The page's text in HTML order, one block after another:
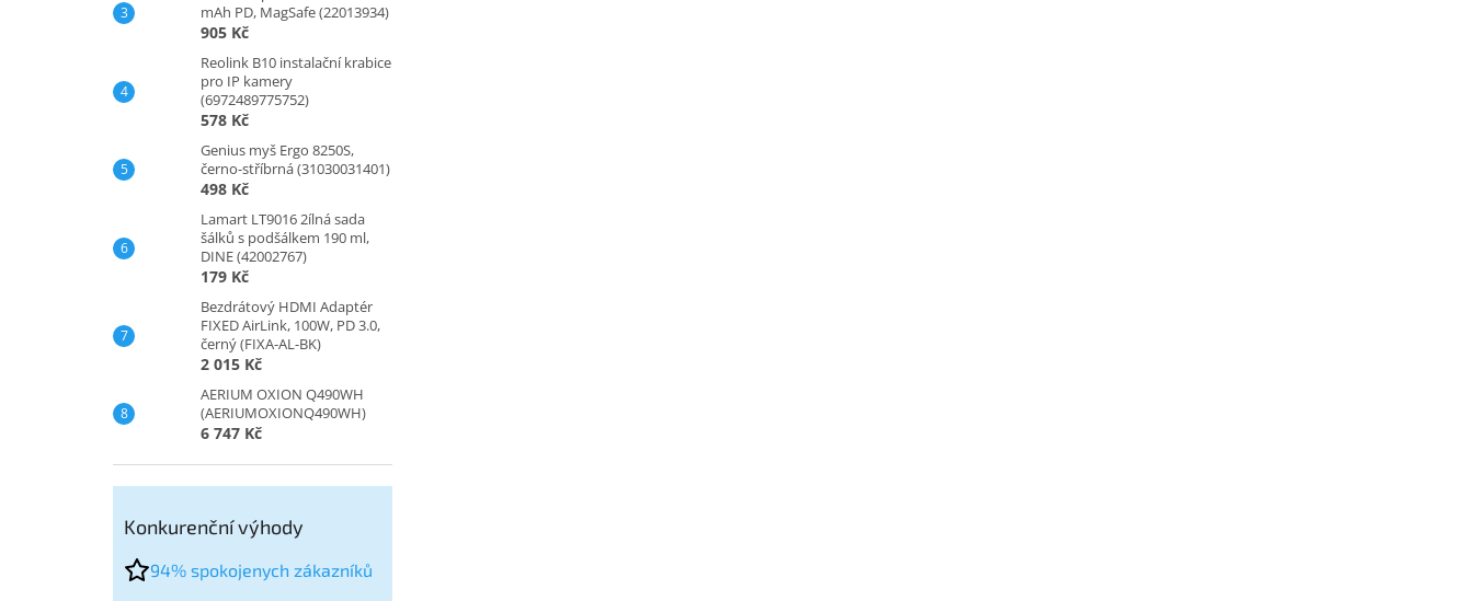
mAh PD, MagSafe (22013934)
905 Kč
Reolink B10 instalační krabice
pro IP kamery
(6972489775752)
578 Kč
Genius myš Ergo 8250S,
černo-stříbrná (31030031401)
498 Kč
Lamart LT9016 2ílná sada
šálků s podšálkem 190 ml,
DINE (42002767)
179 Kč
Bezdrátový HDMI Adaptér
FIXED AirLink, 100W, PD 3.0,
černý (FIXA-AL-BK)
2 015 Kč
AERIUM OXION Q490WH
(AERIUMOXIONQ490WH)
6 747 Kč
Konkurenční výhody
94% spokojenych zákazníků